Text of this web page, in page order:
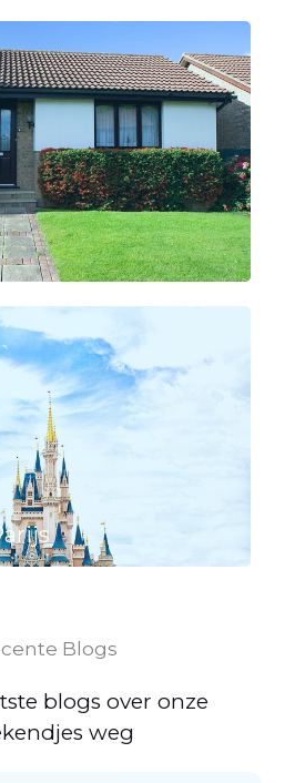
Blogs
blogs over onze
weg